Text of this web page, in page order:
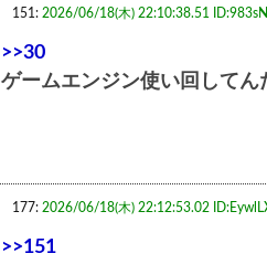
151: 2026/06/18(木) 22:10:38.51
>>30
ゲームエンジン使い回してん
177: 2026/06/18(木) 22:12:53.02
>>151